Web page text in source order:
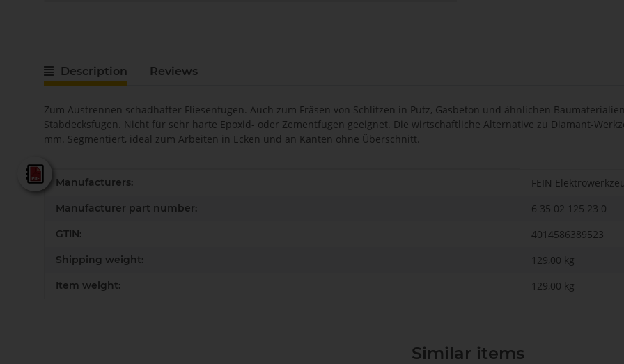
Description Reviews
Zum Austrennen schadhafter Fliesenfugen. Auch zum Fräsen von Schlitzen in Putz, Gasbeton und ähnlichen
Stabdecksfugen. Nicht für sehr harte Epoxid- oder Zementfugen geeignet. Die wirtschaftliche Alternative zu Diamant-
mm. Segmentiert, ideal zum Arbeiten in Ecken und an Kanten ohne Überschnitt.
Item information
Value
Manufacturers: FEIN
Manufacturer part number: 6 35 02 125 23 0
GTIN: 4014586389523
Shipping weight: 129,00 kg
Item weight: 129,00 kg
Similar items